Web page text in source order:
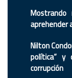
aprehender
Nilton
política” y
corrupción